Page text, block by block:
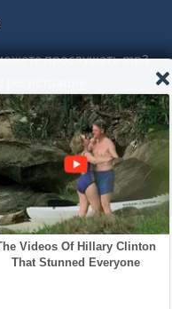
прослушать mp3
Все права защищены.